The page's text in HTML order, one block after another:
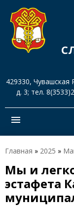
429330, Чувашская
д. 3; тел.
menu
Главная » 2025 »
Мы и
эстафета